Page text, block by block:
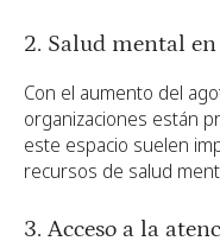
2. Salud mental
Con el aumento del
organizaciones están
este espacio suelen
recursos de salud
3. Acceso a la